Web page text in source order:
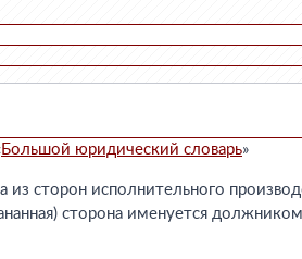
Большой юридический словарь»
сторон исполнительного
сторона именуется